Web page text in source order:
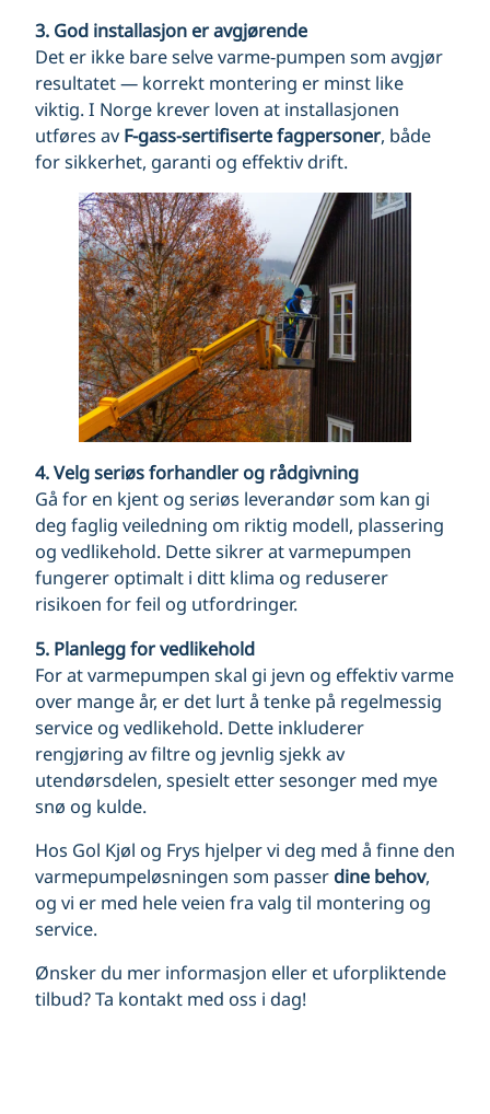
3. God installasjon er avgjørende
Det er ikke bare selve varme-pumpen som avgjør
resultatet — korrekt montering er minst like
viktig. I Norge krever loven at installasjonen
utføres avF-gass-sertifiserte fagpersoner, både
for sikkerhet, garanti og effektiv drift.
4. Velg seriøs forhandler og rådgivning
Gå for en kjent og seriøs leverandør som kan gi
deg faglig veiledning om riktig modell, plassering
og vedlikehold. Dette sikrer at varmepumpen
fungerer optimalt i ditt klima og reduserer
risikoen for feil og utfordringer.
5. Planlegg for vedlikehold
For at varmepumpen skal gi jevn og effektiv varme
over mange år, er det lurt å tenke på regelmessig
service og vedlikehold. Dette inkluderer
rengjøring av filtre og jevnlig sjekk av
utendørsdelen, spesielt etter sesonger med mye
snø og kulde.
Hos Gol Kjøl og Frys hjelper vi deg med å finne den
varmepumpeløsningen som passer dine behov,
og vi er med hele veien fra valg til montering og
service.
Ønsker du mer informasjon eller et uforpliktende
tilbud? Ta kontakt med oss i dag!